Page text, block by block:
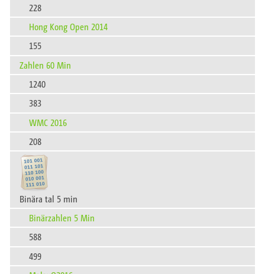
228
Hong Kong Open 2014
155
Zahlen 60 Min
1240
383
WMC 2016
208
Binära tal 5 min
Binärzahlen 5 Min
588
499